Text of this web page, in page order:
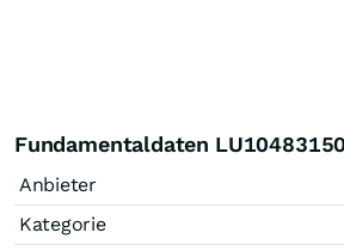
Fundamentaldaten
Anbieter
Kategorie